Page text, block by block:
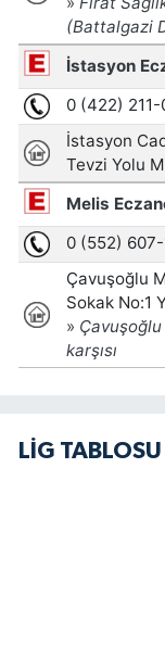
LİG TABLOSU